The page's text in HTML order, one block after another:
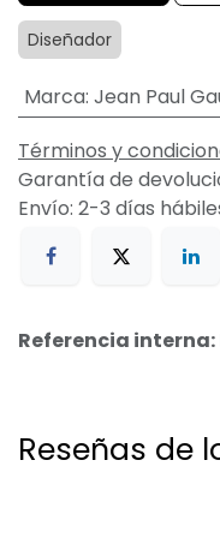
Diseñador
Marca: Jean Paul
Términos y
Garantía de
Envío: 2-3 días
Referencia interna:
Reseñas de